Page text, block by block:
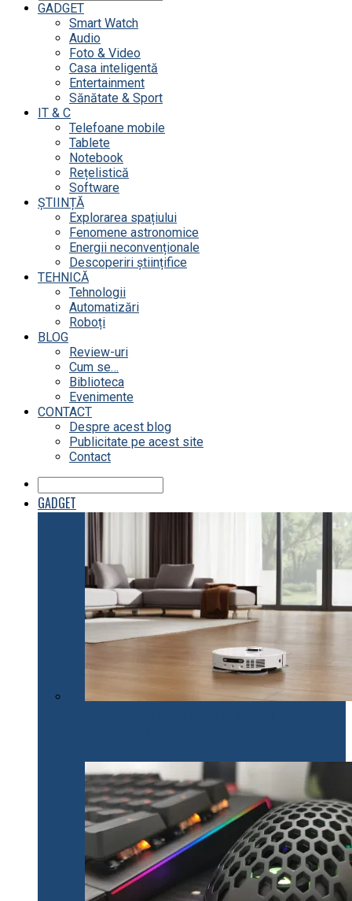
GADGET
Smart Watch
Audio
Foto & Video
Casa inteligentă
Entertainment
Sănătate & Sport
IT & C
Telefoane mobile
Tablete
Notebook
Rețelistică
Software
ȘTIINȚĂ
Explorarea spațiului
Fenomene astronomice
Energii neconvenționale
Descoperiri științifice
TEHNICĂ
Tehnologii
Automatizări
Roboți
BLOG
Review-uri
Cum se…
Biblioteca
Evenimente
CONTACT
Despre acest blog
Publicitate pe acest site
Contact
GADGET